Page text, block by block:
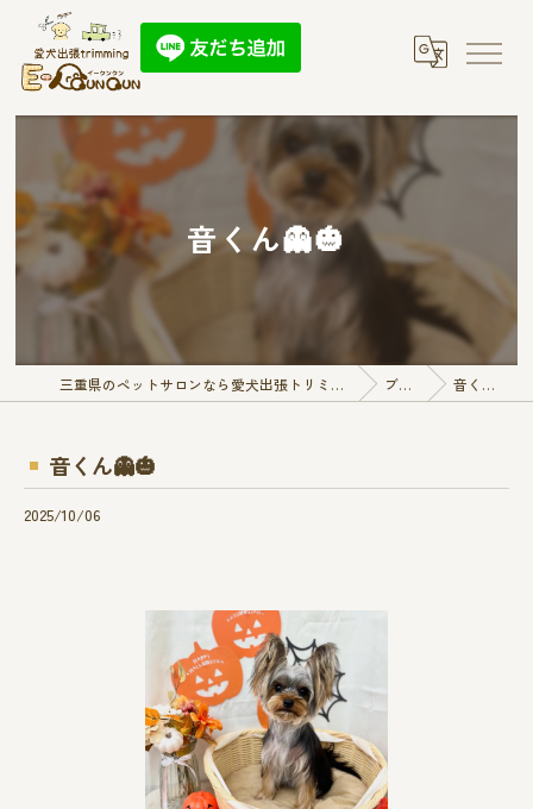
音くん👻🎃
三重県のペットサロンなら愛犬出張トリミング E-QunQun ブログ 音くん👻🎃
音くん👻🎃
2025/10/06